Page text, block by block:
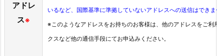
アドレ
ス※
いるなど、国際基準に準拠していないアドレスへの送信はでき
※このようなアドレスをお持ちのお客様は、他のアドレスをご
クスなど他の通信手段にてお申込みください。